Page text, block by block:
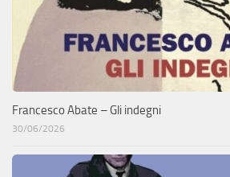
Francesco Abate – Gli indegni
30/06/2026